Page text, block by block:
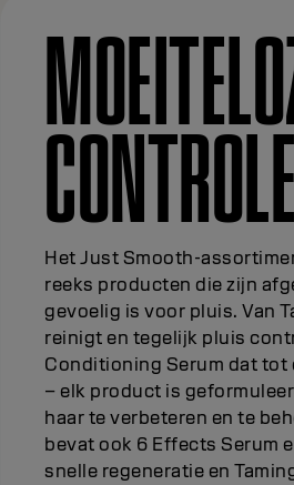
Het Just Smooth-
reeks producten die zijn
gevoelig is voor pluis. Van
reinigt en tegelijk pluis
Conditioning Serum dat tot
– elk product is
haar te verbeteren en te
bevat ook 6 Effects Serum
snelle regeneratie en